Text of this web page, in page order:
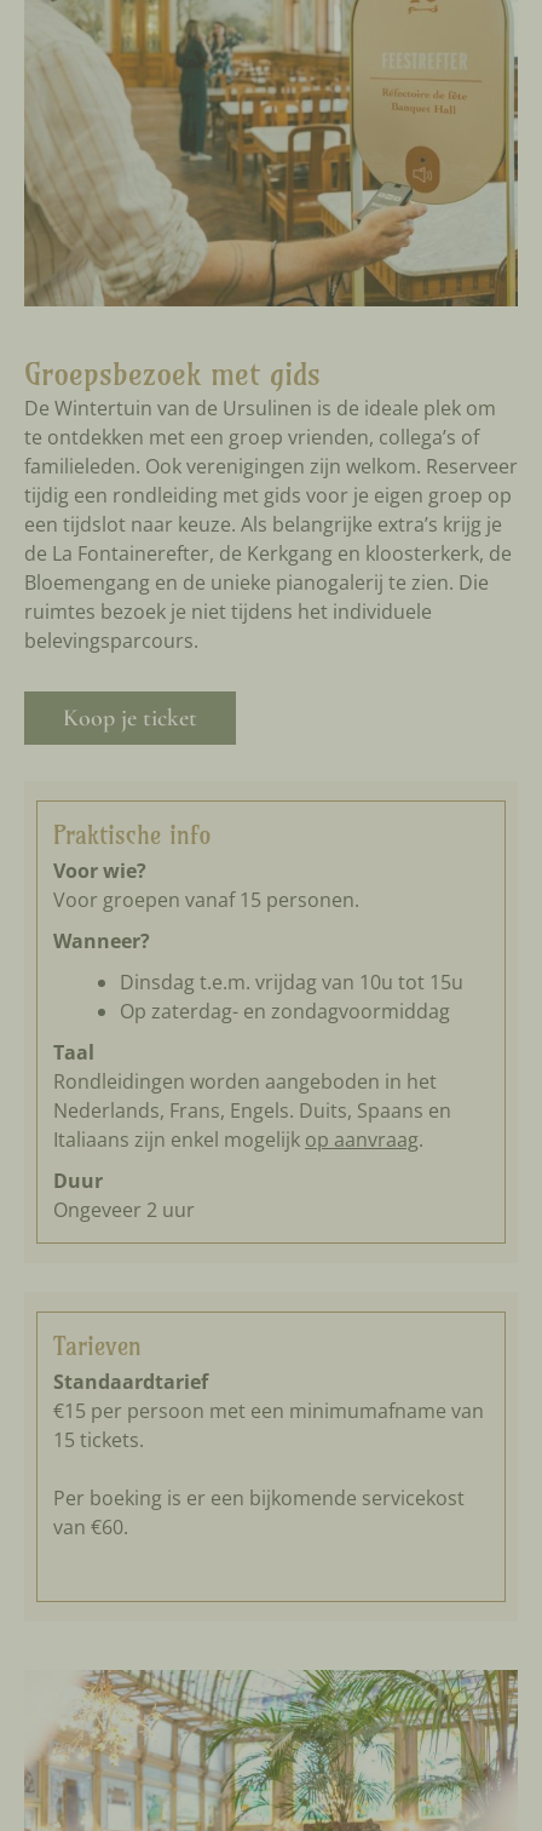
Groepsbezoek met gids
De Wintertuin van de Ursulinen is de ideale plek om
te ontdekken met een groep vrienden, collega’s of
familieleden. Ook verenigingen zijn welkom. Reserveer
tijdig een rondleiding met gids voor je eigen groep op
een tijdslot naar keuze. Als belangrijke extra’s krijg je
de La Fontainerefter, de Kerkgang en kloosterkerk, de
Bloemengang en de unieke pianogalerij te zien. Die
ruimtes bezoek je niet tijdens het individuele
belevingsparcours.
Koop je ticket
Praktische info
Voor wie?
Voor groepen vanaf 15 personen.
Wanneer?
Dinsdag t.e.m. vrijdag van 10u tot 15u
Op zaterdag- en zondagvoormiddag
Taal
Rondleidingen worden aangeboden in het
Nederlands, Frans, Engels. Duits, Spaans en
Italiaans zijn enkel mogelijk op aanvraag.
Duur
Ongeveer 2 uur
Tarieven
Standaardtarief
€15 per persoon met een minimumafname van
15 tickets.
Per boeking is er een bijkomende servicekost
van €60.